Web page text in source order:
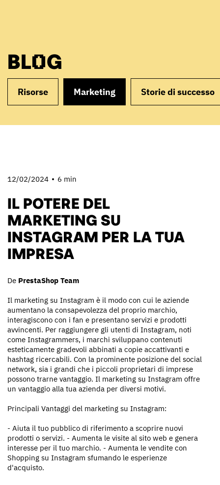
BLOG
Risorse Marketing Storie di successo
12/02/2024 6 min
IL POTERE DEL
MARKETING SU
INSTAGRAM PER LA TUA
IMPRESA
De PrestaShop Team
Il marketing su Instagram è il modo con cui le aziende
aumentano la consapevolezza del proprio marchio,
interagiscono con i fan e presentano servizi e prodotti
avvincenti. Per raggiungere gli utenti di Instagram, noti
come Instagrammers, i marchi sviluppano contenuti
esteticamente gradevoli abbinati a copie accattivanti e
hashtag ricercabili. Con la prominente posizione del social
network, sia i grandi che i piccoli proprietari di imprese
possono trarne vantaggio. Il marketing su Instagram offre
un vantaggio alla tua azienda per diversi motivi.
Principali Vantaggi del marketing su Instagram:
- Aiuta il tuo pubblico di riferimento a scoprire nuovi
prodotti o servizi. - Aumenta le visite al sito web e genera
interesse per il tuo marchio. - Aumenta le vendite con
Shopping su Instagram sfumando le esperienze
d'acquisto.